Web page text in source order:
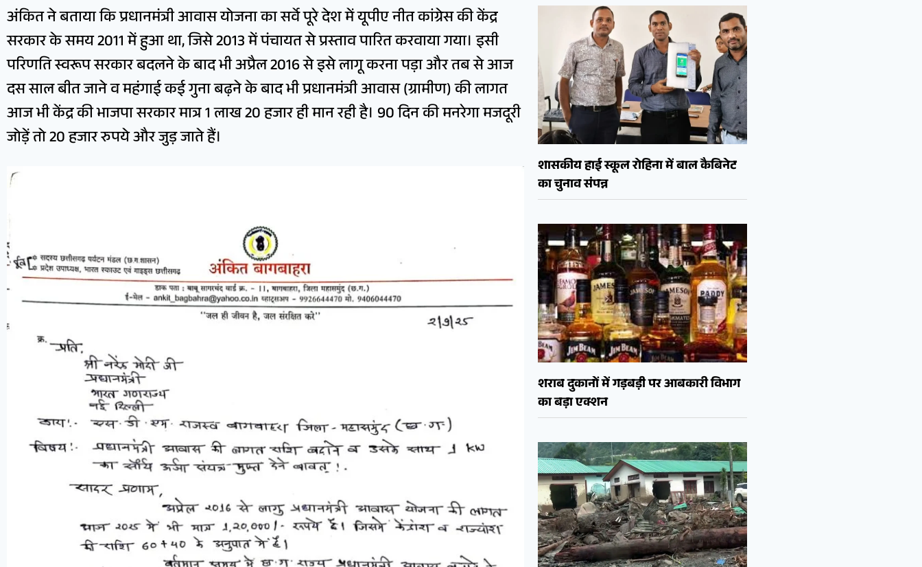
अंकित ने बताया कि प्रधानमंत्री आवास योजना का सर्वे पूरे देश में यूपीए नीत कांग्रेस की केंद्र
सरकार के समय 2011 में हुआ था, जिसे 2013 में पंचायत से प्रस्ताव पारित करवाया गया। इसी
परिणति स्वरूप सरकार बदलने के बाद भी अप्रैल 2016 से इसे लागू करना पड़ा और तब से आज
दस साल बीत जाने व महंगाई कई गुना बढ़ने के बाद भी प्रधानमंत्री आवास (ग्रामीण) की लागत
आज भी केंद्र की भाजपा सरकार मात्र 1 लाख 20 हजार ही मान रही है। 90 दिन की मनरेगा मजदूरी
जोड़ें तो 20 हजार रुपये और जुड़ जाते हैं।
शासकीय हाई स्कूल रोहिना में बाल कैबिनेट
का चुनाव संपन्न
शराब दुकानों में गड़बड़ी पर आबकारी विभाग
का बड़ा एक्शन